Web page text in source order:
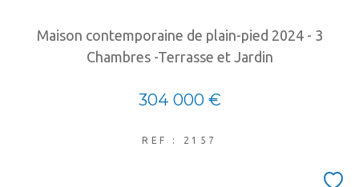
Maison contemporaine de plain-pied 2024 - 3
Chambres -Terrasse et Jardin
304 000 €
REF : 2157
NOUVEAUTÉS
RECHERCHER